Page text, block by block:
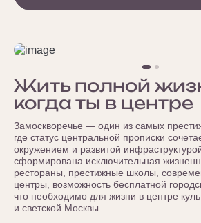
Жить полной
когда ты в центре
Замоскворечье — один из самых
где статус центральной прописки
окружением и развитой
сформирована исключительная
рестораны, престижные школы,
центры, возможность бесплатной
что необходимо для жизни в центре
и светской Москвы.